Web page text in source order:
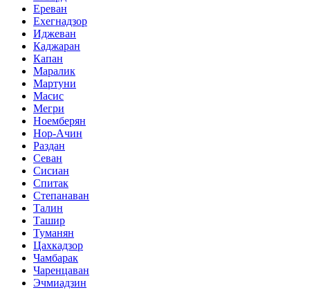
Ереван
Ехегнадзор
Иджеван
Каджаран
Капан
Маралик
Мартуни
Масис
Мегри
Ноемберян
Нор-Ачин
Раздан
Севан
Сисиан
Спитак
Степанаван
Талин
Ташир
Туманян
Цахкадзор
Чамбарак
Чаренцаван
Эчмиадзин